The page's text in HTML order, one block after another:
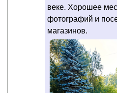
веке. Хорошее
фотографий и
магазинов.